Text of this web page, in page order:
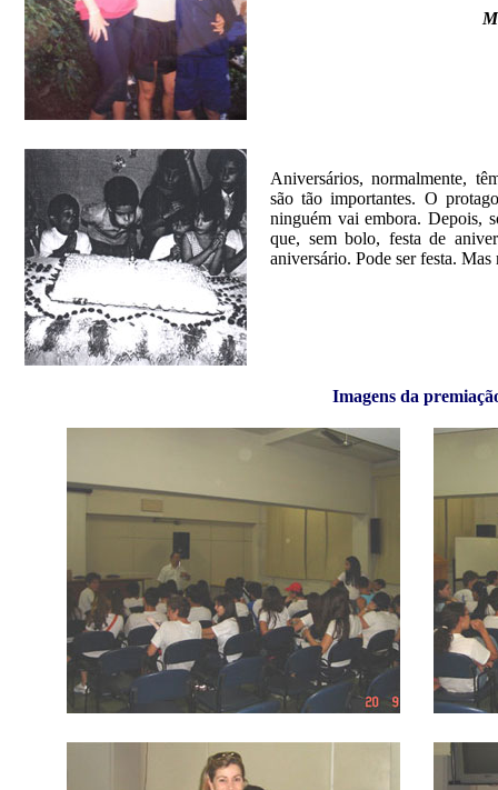
Aniversários, normalmente,
são tão importantes. O
ninguém vai embora. Depois,
que, sem bolo, festa de
aniversário. Pode ser festa. Mas
Imagens da